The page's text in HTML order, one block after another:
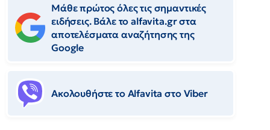
Μάθε πρώτος όλες τις σημαντικές
ειδήσεις. Βάλε το alfavita.gr στα
αποτελέσματα αναζήτησης της
Google
Ακολουθήστε το Αlfavita στο Viber